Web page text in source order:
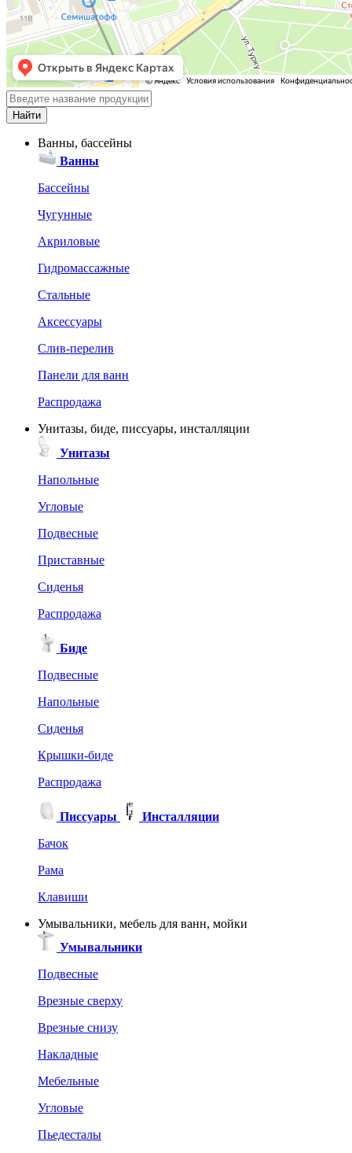
Ванны, бассейны
Ванны
Бассейны
Чугунные
Акриловые
Гидромассажные
Стальные
Аксессуары
Слив-перелив
Панели для ванн
Распродажа
Унитазы, биде, писсуары, инсталляции
Унитазы
Напольные
Угловые
Подвесные
Приставные
Сиденья
Распродажа
Биде
Подвесные
Напольные
Сиденья
Крышки-биде
Распродажа
Писсуары
Инсталляции
Бачок
Рама
Клавиши
Умывальники, мебель для ванн, мойки
Умывальники
Подвесные
Врезные сверху
Врезные снизу
Накладные
Мебельные
Угловые
Пьедесталы